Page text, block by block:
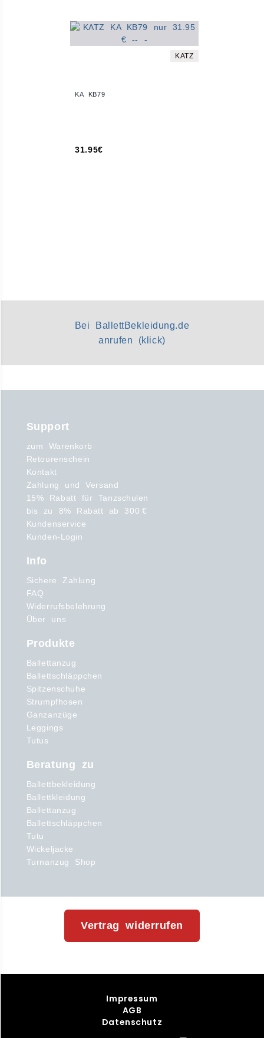
KATZ
KA KB79
31.95€
Bei BallettBekleidung.de
anrufen (klick)
Support
zum Warenkorb
Retourenschein
Kontakt
Zahlung und Versand
15% Rabatt für Tanzschulen
bis zu 8% Rabatt ab 300 €
Kundenservice
Kunden-Login
Info
Sichere Zahlung
FAQ
Widerrufsbelehrung
Über uns
Produkte
Ballettanzug
Ballettschläppchen
Spitzenschuhe
Strumpfhosen
Ganzanzüge
Leggings
Tutus
Beratung zu
Ballettbekleidung
Ballettkleidung
Ballettanzug
Ballettschläppchen
Tutu
Wickeljacke
Turnanzug Shop
Vertrag widerrufen
Impressum
AGB
Datenschutz